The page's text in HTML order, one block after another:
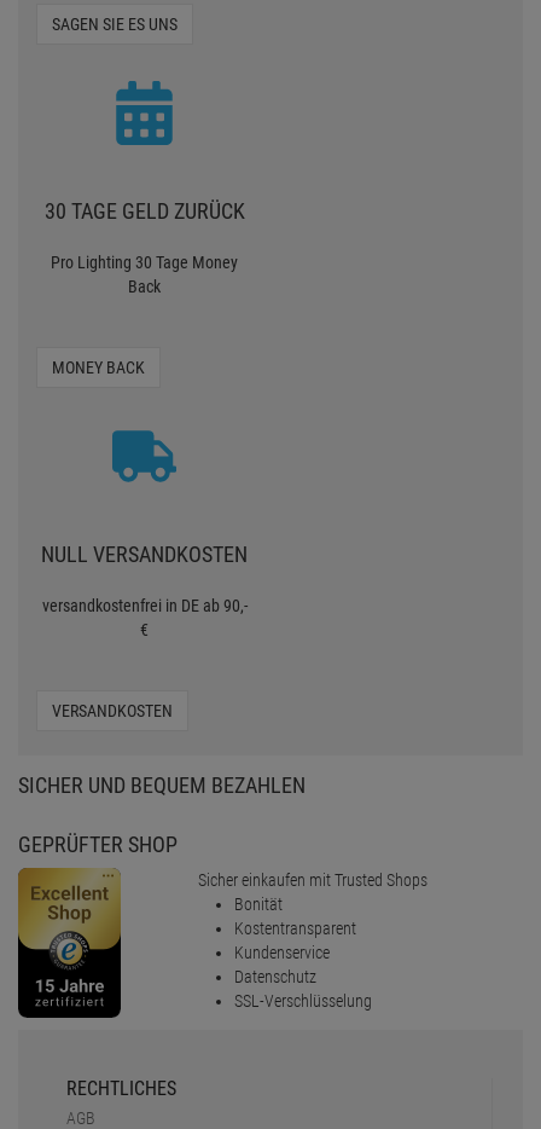
SAGEN SIE ES UNS
30 TAGE GELD ZURÜCK
Pro Lighting 30 Tage Money
Back
MONEY BACK
NULL VERSANDKOSTEN
versandkostenfrei in DE ab 90,-
€
VERSANDKOSTEN
SICHER UND BEQUEM BEZAHLEN
GEPRÜFTER SHOP
Sicher einkaufen mit Trusted Shops
Bonität
Kostentransparent
Kundenservice
Datenschutz
SSL-Verschlüsselung
RECHTLICHES
AGB